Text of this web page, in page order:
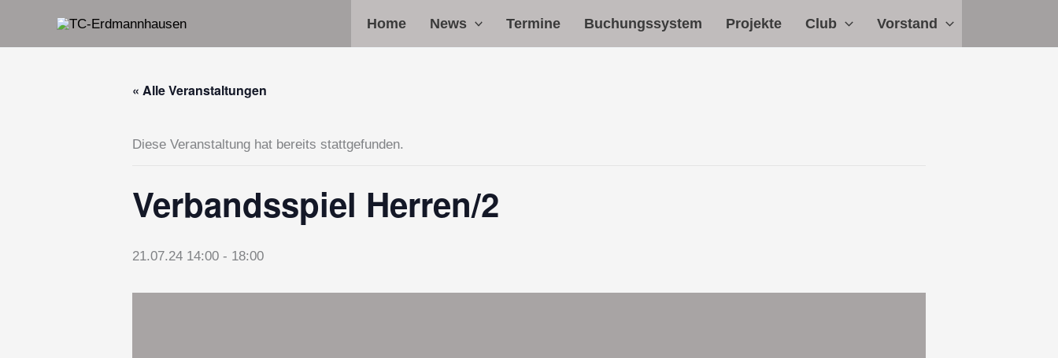
Home News Termine Buchungssystem Projekte Club Vorstand
« Alle Veranstaltungen
Diese Veranstaltung hat bereits stattgefunden.
Verbandsspiel Herren/2
21.07.24 14:00 - 18:00